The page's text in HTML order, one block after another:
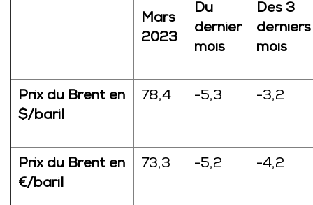
Mars
2023
Du
dernier
mois
Des 3
derniers
mois
Prix du Brent en
$/baril
78,4 -5,3 -3,2
Prix du Brent en
€/baril
73,3 -5,2 -4,2